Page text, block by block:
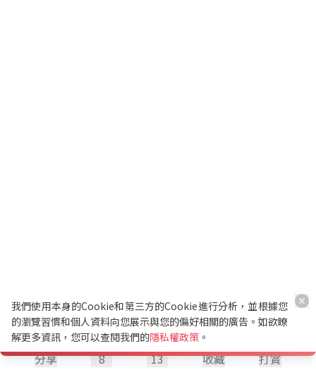
分享 8 13 收藏 打賞
我們使用本身的Cookie和第三方的Cookie進行分析，並根據您
的瀏覽習慣和個人資料向您展示與您的偏好相關的廣告。如欲瞭
解更多資訊，您可以查閱我們的隱私權政策 。